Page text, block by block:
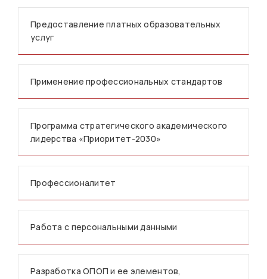
Предоставление платных образовательных
услуг
Применение профессиональных стандартов
Программа стратегического академического
лидерства «Приоритет-2030»
Профессионалитет
Работа с персональными данными
Разработка ОПОП и ее элементов,